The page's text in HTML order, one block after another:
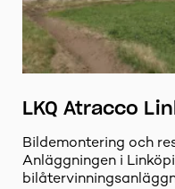
LKQ Atracco
Bildemontering och
Anläggningen i